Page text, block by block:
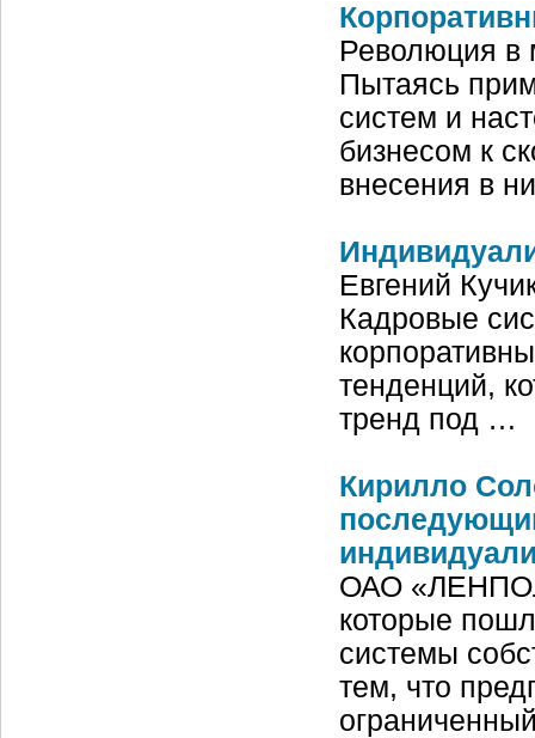
Революция в
Пытаясь
систем и
бизнесом к
внесения в
Евгений
Кадровые
тенденций,
тренд под …
Кирилло
ОАО
которые
системы
тем, что